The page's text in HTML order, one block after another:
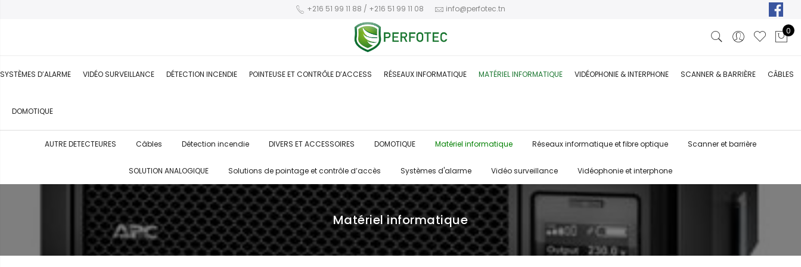
+216 51 99 11 88 / +216 51 99 11 08 info@perfotec.tn
0
SYSTÈMES D’ALARME VIDÉO SURVEILLANCE DÉTECTION INCENDIE POINTEUSE ET CONTRÔLE D’ACCESS RÉSEAUX INFORMATIQUE MATÉRIEL INFORMATIQUE VIDÉOPHONIE & INTERPHONE SCANNER & BARRIÈRE CÂBLES
DOMOTIQUE
AUTRE DETECTEURES Câbles Détection incendie DIVERS ET ACCESSOIRES DOMOTIQUE Matériel informatique Réseaux informatique et fibre optique Scanner et barrière
SOLUTION ANALOGIQUE Solutions de pointage et contrôle d’accès Systèmes d'alarme Vidéo surveillance Vidéophonie et interphone
Matériel informatique